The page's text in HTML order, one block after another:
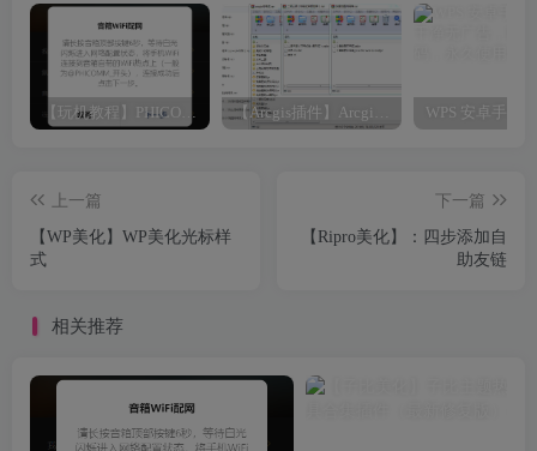
上一篇
【WP美化】WP美化光标样
式
下一篇
【Ripro美化】：四步添加自
助友链
相关推荐